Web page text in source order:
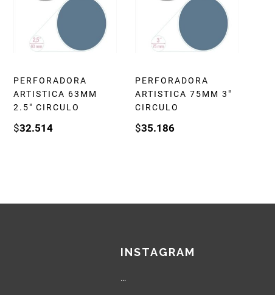
PERFORADORA
ARTISTICA 63MM
2.5″ CIRCULO
$32.514
PERFORADORA
ARTISTICA 75MM 3″
CIRCULO
$35.186
INSTAGRAM
…